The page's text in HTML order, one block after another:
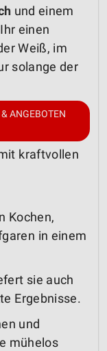
und einem
einen
Weiß, im
solange der
ANGEBOTEN
kraftvollen
Kochen,
in einem
sie auch
Ergebnisse.
und
mühelos